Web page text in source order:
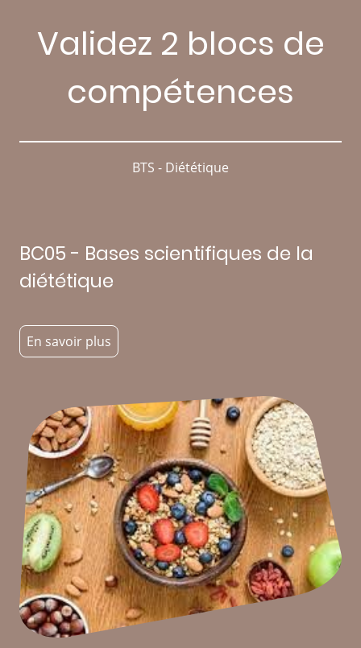
Validez 2 blocs de
compétences
BTS - Diététique
BC05 - Bases scientifiques de la
diététique
En savoir plus